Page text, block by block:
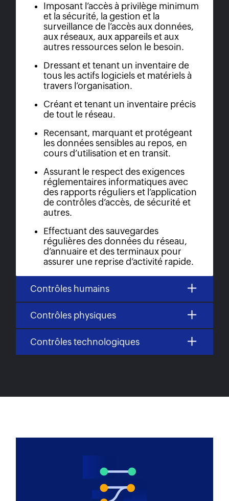
Imposant l’accès à privilège minimum
et la sécurité, la gestion et la
surveillance de l’accès aux données,
aux réseaux, aux appareils et aux
autres ressources selon le besoin.
Dressant et tenant un inventaire de
tous les actifs logiciels et matériels à
travers l’organisation.
Créant et tenant un inventaire précis
de tout le réseau.
Recensant, marquant et protégeant
les données sensibles au repos, en
cours d’utilisation et en transit.
Assurant le respect des exigences
réglementaires informatiques avec
des rapports réguliers et l’application
de contrôles d’accès, de sécurité et
autres.
Effectuant des sauvegardes
régulières des données du réseau,
d’annuaire et des terminaux pour
assurer une reprise d’activité rapide.
Contrôles humains
Contrôles physiques
Contrôles technologiques